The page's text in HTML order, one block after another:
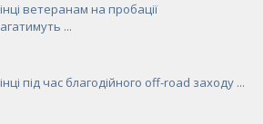
ветеранам на пробації
...
під час благодійного off-road заходу ...